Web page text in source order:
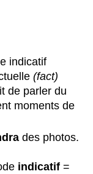
indicatif
(fact)
de parler du
moments de
des photos.
indicatif=